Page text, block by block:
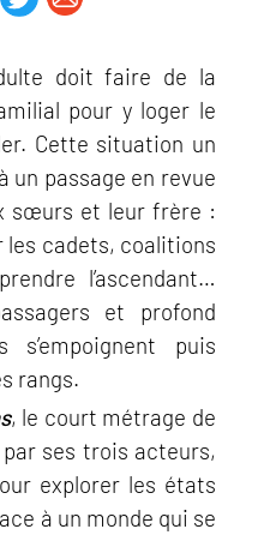
doit faire de la
pour y loger le
Cette situation un
un passage en revue
sœurs et leur frère :
les cadets, coalitions
l’ascendant…
et profond
puis
rangs.
, le court métrage de
ses trois acteurs,
explorer les états
à un monde qui se